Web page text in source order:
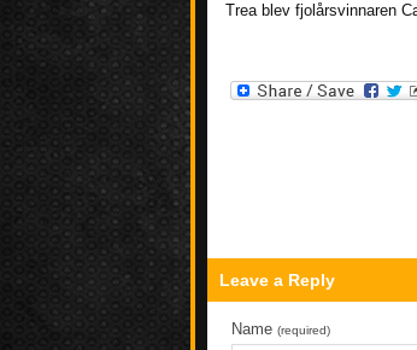
Trea blev fjolårsvinnaren
Leave a Reply
Name (required)